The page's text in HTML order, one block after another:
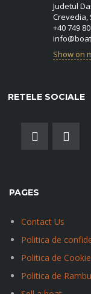
Judetul
Crevedia,
+40 749
Show on
RETELE SOCIALE
PAGES
Contact Us
Politica de
Politica de
Politica de